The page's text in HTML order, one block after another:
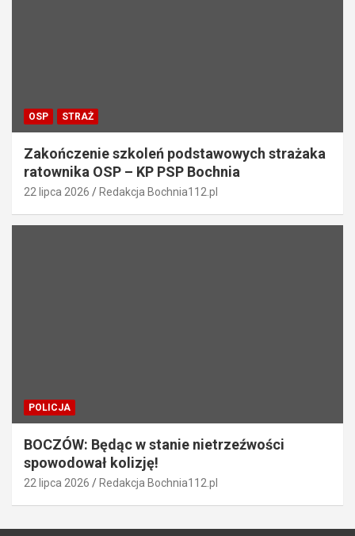
OSP STRAŻ
Zakończenie szkoleń podstawowych strażaka
ratownika OSP – KP PSP Bochnia
22 lipca 2026 Redakcja Bochnia112.pl
POLICJA
BOCZÓW: Będąc w stanie nietrzeźwości
spowodował kolizję!
22 lipca 2026 Redakcja Bochnia112.pl